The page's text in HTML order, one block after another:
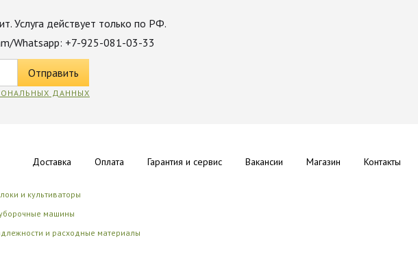
Услуга действует только по РФ.
Whatsapp: +7-925-081-03-33
ДАННЫХ
Доставка Оплата Гарантия и сервис Вакансии Магазин Контакты
и культиваторы
машины
и расходные материалы